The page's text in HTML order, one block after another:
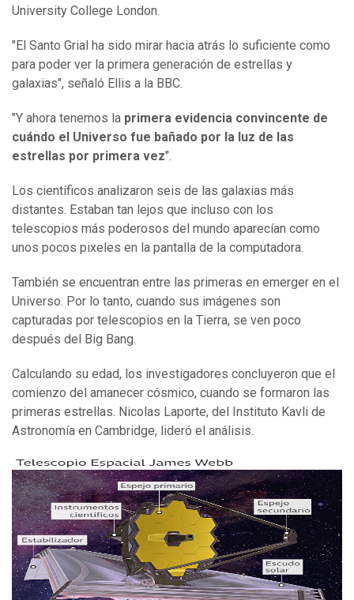
University College London.
"El Santo Grial ha sido mirar hacia atrás lo suficiente como
para poder ver la primera generación de estrellas y
galaxias", señaló Ellis a la BBC.
"Y ahora tenemos la primera evidencia convincente de
cuándo el Universo fue bañado por la luz de las
estrellas por primera vez".
Los científicos analizaron seis de las galaxias más
distantes. Estaban tan lejos que incluso con los
telescopios más poderosos del mundo aparecían como
unos pocos pixeles en la pantalla de la computadora.
También se encuentran entre las primeras en emerger en el
Universo. Por lo tanto, cuando sus imágenes son
capturadas por telescopios en la Tierra, se ven poco
después del Big Bang.
Calculando su edad, los investigadores concluyeron que el
comienzo del amanecer cósmico, cuando se formaron las
primeras estrellas. Nicolas Laporte, del Instituto Kavli de
Astronomía en Cambridge, lideró el análisis.